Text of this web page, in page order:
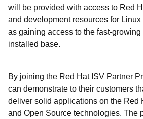
will be provided with access to Red
and development resources for Linux
as gaining access to the fast-
installed base.
By joining the Red Hat ISV Partner
can demonstrate to their customers
deliver solid applications on the Red
and Open Source technologies. The